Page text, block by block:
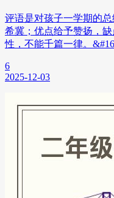
评语是对孩子一学期的
希冀；优点给予赞扬，
性，不能千篇一律。
6
2025-12-03